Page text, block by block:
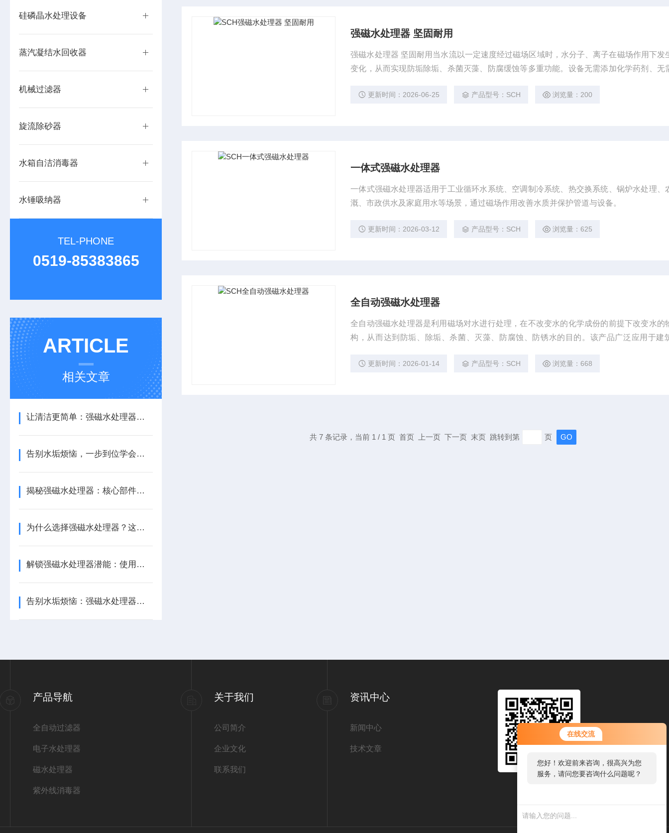
在线交流
您好！欢迎前来咨询，很高兴为您
服务，请问您要咨询什么问题呢？
了需求产品，您可以直接在线与我
联系！
硅磷晶水处理设备
蒸汽凝结水回收器
机械过滤器
旋流除砂器
水箱自洁消毒器
水锤吸纳器
TEL-PHONE
0519-85383865
ARTICLE
相关文章
让清洁更简单：强磁水处理器的多功能魔法
告别水垢烦恼，一步到位学会强磁水处理器的简易安装法！
揭秘强磁水处理器：核心部件与神奇功能全解析！
为什么选择强磁水处理器？这些优势让你不得不服！
解锁强磁水处理器潜能：使用前需知的准备工作！
告别水垢烦恼：强磁水处理器为工业生产带来的清新变革！
强磁水处理器 坚固耐用
强磁水处理器 坚固耐用当水流以一定速度经过磁场区域时，水分子、离子在磁场作用下发
变化，从而实现防垢除垢、杀菌灭藻、防腐缓蚀等多重功能。设备无需添加化学药剂、无
更新时间：2026-06-25 产品型号：SCH 浏览量：200
一体式强磁水处理器
一体式强磁水处理器适用于工业循环水系统、空调制冷系统、热交换系统、锅炉水处理、
溉、市政供水及家庭用水等场景，通过磁场作用改善水质并保护管道与设备。
更新时间：2026-03-12 产品型号：SCH 浏览量：625
全自动强磁水处理器
全自动强磁水处理器是利用磁场对水进行处理，在不改变水的化学成份的前提下改变水的
构，从而达到防垢、除垢、杀菌、灭藻、防腐蚀、防锈水的目的。该产品广泛应用于建
水锅炉系统。
更新时间：2026-01-14 产品型号：SCH 浏览量：668
共 7 条记录，当前 1 / 1 页 首页 上一页 下一页 末页 跳转到第 页
产品导航
全自动过滤器
电子水处理器
磁水处理器
紫外线消毒器
关于我们
公司简介
企业文化
联系我们
资讯中心
新闻中心
技术文章